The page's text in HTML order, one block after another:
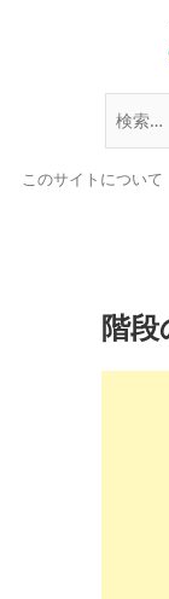
このサイトについて
階